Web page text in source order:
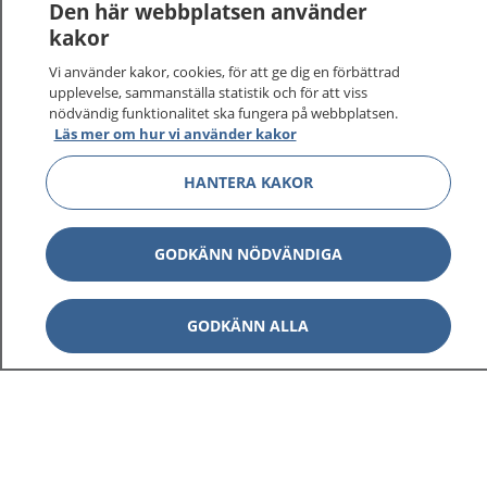
På 1177.se får du råd om hälsa och information om
sjukdomar och vilka mottagningar du kan kontakta.
Logga in för att läsa din journal och göra dina
vårdärenden. Ring telefonnummer 1177 för
sjukvårdsrådgivning dygnet runt.
1177 ger dig råd när du vill må bättre.
1177 på flera språk Visa
Visa
Den här webbplatsen använder
kakor
Vi använder kakor, cookies, för att ge dig en förbättrad
upplevelse, sammanställa statistik och för att viss
nödvändig funktionalitet ska fungera på webbplatsen.
Läs mer om hur vi använder kakor
HANTERA KAKOR
GODKÄNN NÖDVÄNDIGA
GODKÄNN ALLA